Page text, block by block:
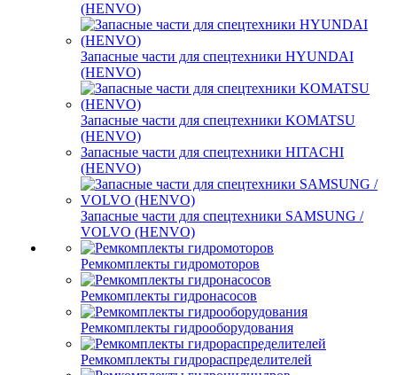
(HENVO)
Запасные части для спецтехники HYUNDAI
(HENVO)
Запасные части для спецтехники KOMATSU
(HENVO)
Запасные части для спецтехники HITACHI
(HENVO)
Запасные части для спецтехники SAMSUNG /
VOLVO (HENVO)
Ремкомплекты гидромоторов
Ремкомплекты гидронасосов
Ремкомплекты гидрооборудования
Ремкомплекты гидрораспределителей